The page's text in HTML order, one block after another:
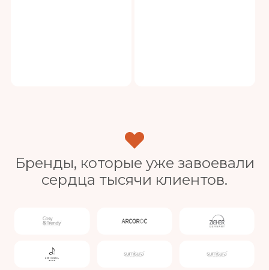
Бренды, которые уже завоевали
сердца тысячи клиентов.